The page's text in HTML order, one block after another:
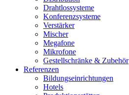
Drahtlossysteme
Konferenzsysteme
Verstärker
Mischer
Megafone
Mikrofone
Gestellschränke & Zubehör
Referenzen
Bildungseinrichtungen
Hotels